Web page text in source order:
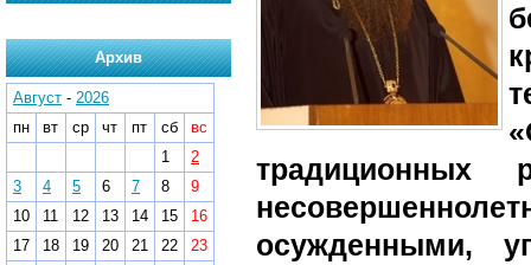
традиционных
осужденными,
Архив
Август - 2026
пн
вт ср чт пт сб
вс
1
2
3
4 5 6 7 8
9
10
11 12 13 14 15
16
17
18 19 20 21 22
23